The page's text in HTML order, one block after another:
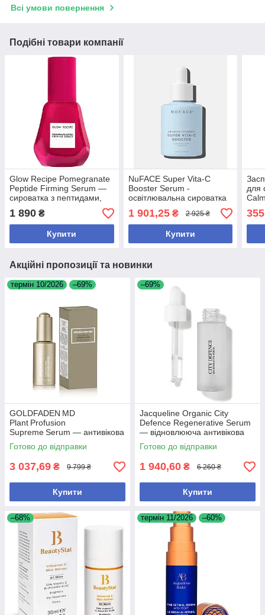
Всі умови повернення
Подібні товари компанії
Glow Recipe Pomegranate
Peptide Firming Serum —
сироватка з пептидами,
гіалуроновою кислотою та
гранатом для пружності
шкіри, 30 м
1 890 ₴
Купити
NuFACE Super Vita-C
Booster Serum -
освітлювальна сироватка
для обличчя з вітаміном C,
30 мл
1 901,25₴ 2 925 ₴
Купити
для
30
Акційні пропозиції та новинки
термін 10/2026 –69%
GOLDFADEN MD
Plant Profusion
Supreme Serum — антивікова
сироватка зі стовбуровими
клітинами рослин, 30 мл
Готово до відправки
3 037,69 ₴ 9 799 ₴
Купити
–69%
Jacqueline Organic City
Defence Regenerative Serum
— відновлююча антивікова
сироватка, 30 мл
Готово до відправки
1 940,60 ₴ 6 260 ₴
Купити
–68% термін 11/2026 –60%